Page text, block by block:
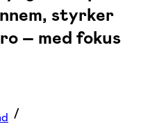
styrker
– med fokus